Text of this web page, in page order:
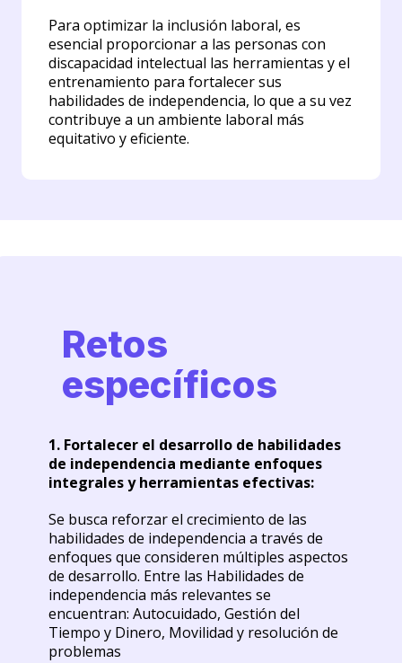
Para optimizar la inclusión laboral, es
esencial proporcionar a las personas con
discapacidad intelectual las herramientas y el
entrenamiento para fortalecer sus
habilidades de independencia, lo que a su vez
contribuye a un ambiente laboral más
equitativo y eficiente.
Retos
específicos
1. Fortalecer el desarrollo de habilidades
de independencia mediante enfoques
integrales y herramientas efectivas:
Se busca reforzar el crecimiento de las
habilidades de independencia a través de
enfoques que consideren múltiples aspectos
de desarrollo. Entre las Habilidades de
independencia más relevantes se
encuentran: Autocuidado, Gestión del
Tiempo y Dinero, Movilidad y resolución de
problemas